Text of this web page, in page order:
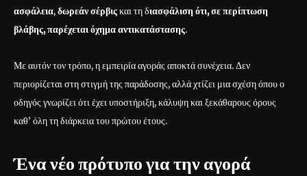
ασφάλεια,δωρεάν σέρβιςκαι τη διασφάλιση ότι, σε περίπτωση
βλάβης, παρέχεται όχημα αντικατάστασης.
Με αυτόν τον τρόπο, η εμπειρία αγοράς αποκτά συνέχεια. Δεν
περιορίζεται στη στιγμή της παράδοσης, αλλά χτίζει μια σχέση όπου ο
οδηγός γνωρίζει ότι έχει υποστήριξη, κάλυψη και ξεκάθαρους όρους
καθ’ όλη τη διάρκεια του πρώτου έτους.
Ένα νέο πρότυπο για την αγορά